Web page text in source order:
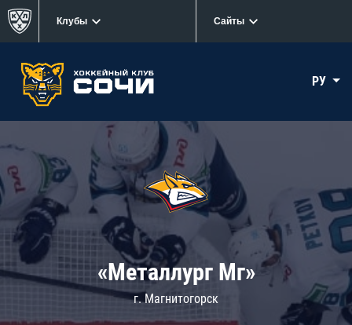
Клубы Сайты
РУ
«Металлург Мг»
г. Магнитогорск